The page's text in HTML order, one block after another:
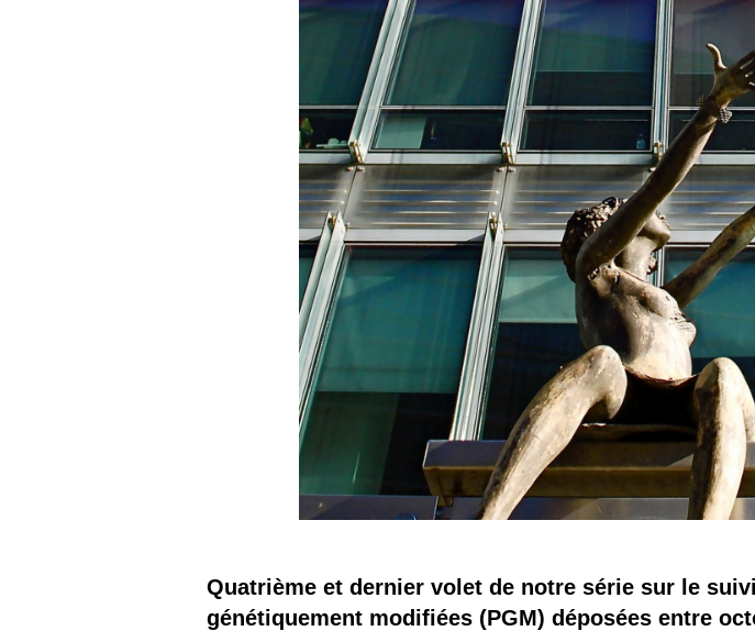
Il y a semence…. et semence
Quels sont les avantages et les
Quatrième et dernier volet de notre série sur le
génétiquement modifiées (PGM) déposées entre